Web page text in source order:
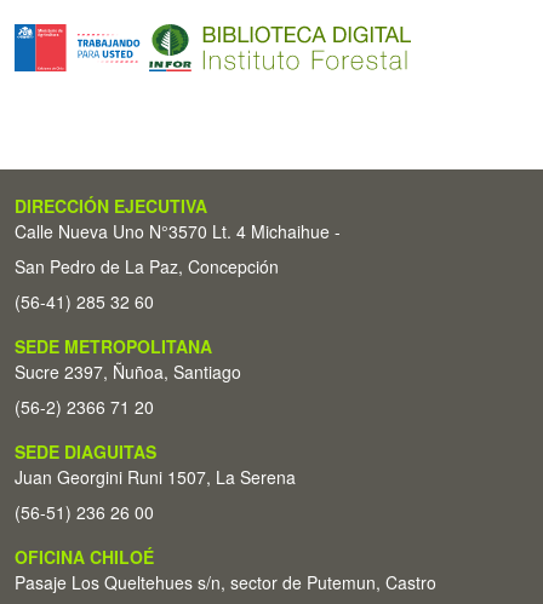
DIRECCIÓN EJECUTIVA
Calle Nueva Uno N°3570 Lt. 4 Michaihue -
San Pedro de La Paz, Concepción
(56-41) 285 32 60
SEDE METROPOLITANA
Sucre 2397, Ñuñoa, Santiago
(56-2) 2366 71 20
SEDE DIAGUITAS
Juan Georgini Runi 1507, La Serena
(56-51) 236 26 00
OFICINA CHILOÉ
Pasaje Los Queltehues s/n, sector de Putemun, Castro